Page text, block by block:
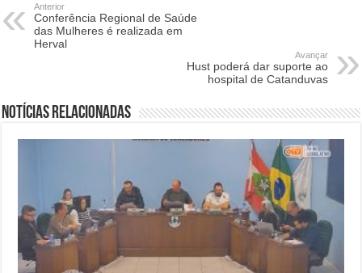
Anterior
Conferência Regional de Saúde
das Mulheres é realizada em
Herval
Avançar
Hust poderá dar suporte ao
hospital de Catanduvas
Notícias relacionadas